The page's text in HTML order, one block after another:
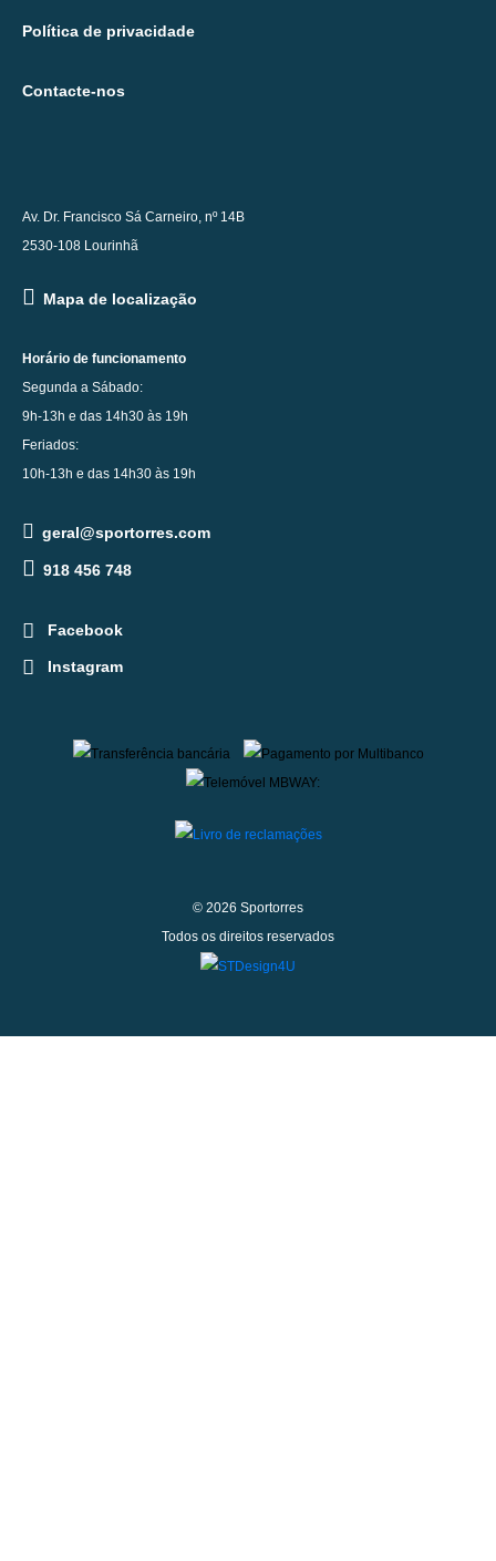
Política de privacidade
Contacte-nos
Av. Dr. Francisco Sá Carneiro, nº 14B
2530-108 Lourinhã
Mapa de localização
Horário de funcionamento
Segunda a Sábado:
9h-13h e das 14h30 às 19h
Feriados:
10h-13h e das 14h30 às 19h
geral@sportorres.com
918 456 748
Facebook
Instagram
© 2026 Sportorres
Todos os direitos reservados